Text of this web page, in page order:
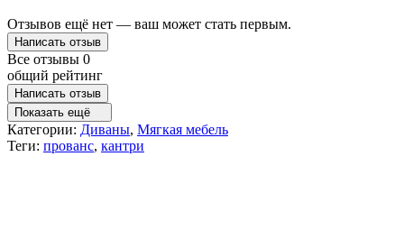
Отзывов ещё нет — ваш может стать первым.
Написать отзыв
Все отзывы 0
общий рейтинг
Написать отзыв
Показать ещё
Категории: Диваны, Мягкая мебель
Теги: прованс, кантри